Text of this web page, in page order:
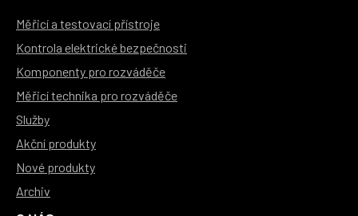
Měřicí a testovací přístroje
Kontrola elektrické bezpečnosti
Komponenty pro rozváděče
Měřicí technika pro rozváděče
Služby
Akční produkty
Nové produkty
Archiv